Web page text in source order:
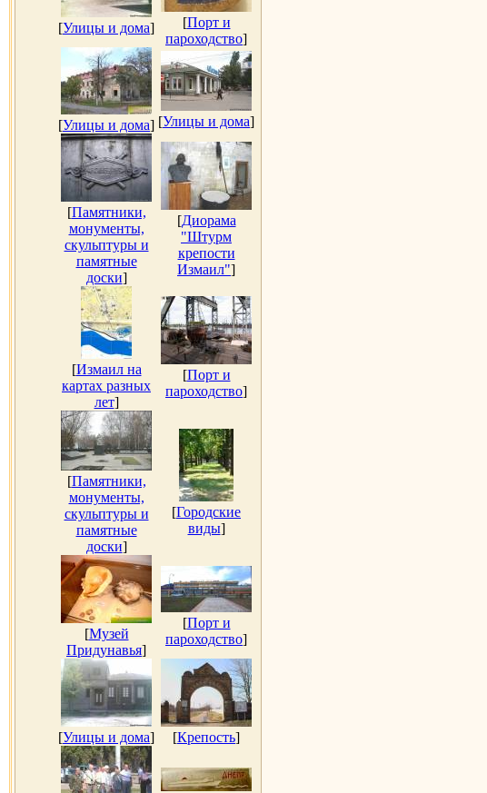
[Улицы и дома] [Порт и
пароходство]
[Улицы и дома] [Улицы и дома]
[Памятники,
монументы,
скульптуры и
памятные
доски]
[Диорама
"Штурм
крепости
Измаил"]
[Измаил на
картах разных
лет]
[Порт и
пароходство]
[Памятники,
монументы,
скульптуры и
памятные
доски]
[Городские
виды]
[Музей
Придунавья]
[Порт и
пароходство]
[Улицы и дома] [Крепость]